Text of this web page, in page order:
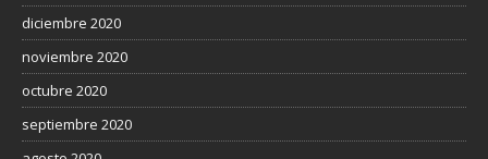
diciembre 2020
noviembre 2020
octubre 2020
septiembre 2020